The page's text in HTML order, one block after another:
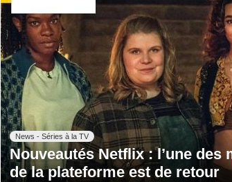
News - Séries à la TV
Nouveautés Netflix : l’une
de la plateforme est de retour